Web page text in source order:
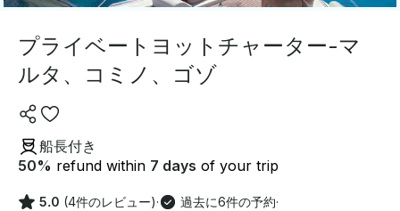
プライベートヨットチャーター-マ
ルタ、コミノ、ゴゾ
船長付き
50% refund within 7 days of your trip
5.0 (4件のレビュー)· 過去に6件の予約·